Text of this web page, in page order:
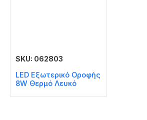
SKU: 062803
LED Εξωτερικό Οροφής
8W Θερμό Λευκό